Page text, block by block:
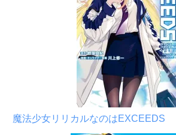
魔法少女リリカルなのはEXCEEDS